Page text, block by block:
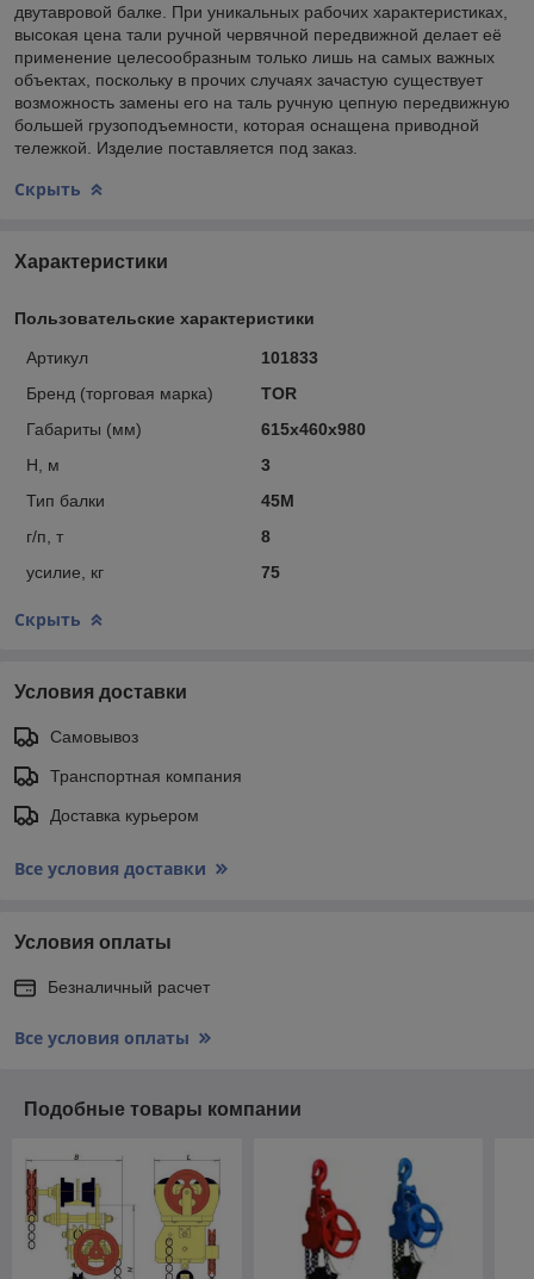
двутавровой балке. При уникальных рабочих характеристиках,
высокая цена тали ручной червячной передвижной делает её
применение целесообразным только лишь на самых важных
объектах, поскольку в прочих случаях зачастую существует
возможность замены его на таль ручную цепную передвижную
большей грузоподъемности, которая оснащена приводной
тележкой. Изделие поставляется под заказ.
Скрыть
Характеристики
Пользовательские характеристики
Артикул
101833
Бренд (торговая марка)
TOR
Габариты (мм)
615x460x980
Н, м
3
Тип балки
45M
г/п, т
8
усилие, кг
75
Скрыть
Условия доставки
Самовывоз
Транспортная компания
Доставка курьером
Все условия доставки
Условия оплаты
Безналичный расчет
Все условия оплаты
Подобные товары компании